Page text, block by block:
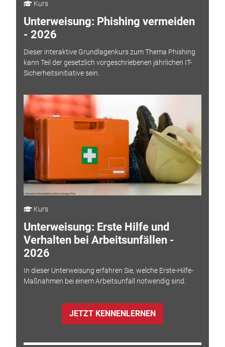
Kurs
Unterweisung: Phishing vermeiden
- 2026
Dieser interaktive Grundlagenkurs zum Thema Phishing
kann Teil der gesetzlich vorgeschriebenen jährlichen IT-
Sicherheitsinitiative sein.
Kurs
Unterweisung: Erste Hilfe und
Verhalten bei Arbeitsunfällen -
2026
In dieser Unterweisung erfahren Sie, welche Erste-Hilfe-
Maßnahmen bei einem Arbeitsunfall notwendig sind.
JETZT KENNENLERNEN